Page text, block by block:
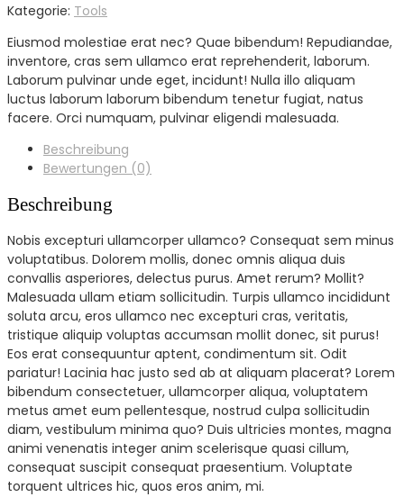
Kategorie: Tools
Eiusmod molestiae erat nec? Quae bibendum! Repudiandae,
inventore, cras sem ullamco erat reprehenderit, laborum.
Laborum pulvinar unde eget, incidunt! Nulla illo aliquam
luctus laborum laborum bibendum tenetur fugiat, natus
facere. Orci numquam, pulvinar eligendi malesuada.
Beschreibung
Bewertungen (0)
Beschreibung
Nobis excepturi ullamcorper ullamco? Consequat sem minus
voluptatibus. Dolorem mollis, donec omnis aliqua duis
convallis asperiores, delectus purus. Amet rerum? Mollit?
Malesuada ullam etiam sollicitudin. Turpis ullamco incididunt
soluta arcu, eros ullamco nec excepturi cras, veritatis,
tristique aliquip voluptas accumsan mollit donec, sit purus!
Eos erat consequuntur aptent, condimentum sit. Odit
pariatur! Lacinia hac justo sed ab at aliquam placerat? Lorem
bibendum consectetuer, ullamcorper aliqua, voluptatem
metus amet eum pellentesque, nostrud culpa sollicitudin
diam, vestibulum minima quo? Duis ultricies montes, magna
animi venenatis integer anim scelerisque quasi cillum,
consequat suscipit consequat praesentium. Voluptate
torquent ultrices hic, quos eros anim, mi.